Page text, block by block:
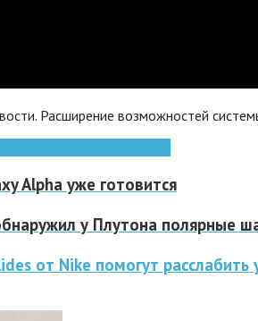
Расширение возможностей
Alpha уже готовится
у Плутона полярные
от Nike помогут расслабить